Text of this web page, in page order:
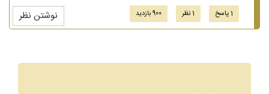
1 پاسخ
1 نظر 900 بازدید نوشتن نظر